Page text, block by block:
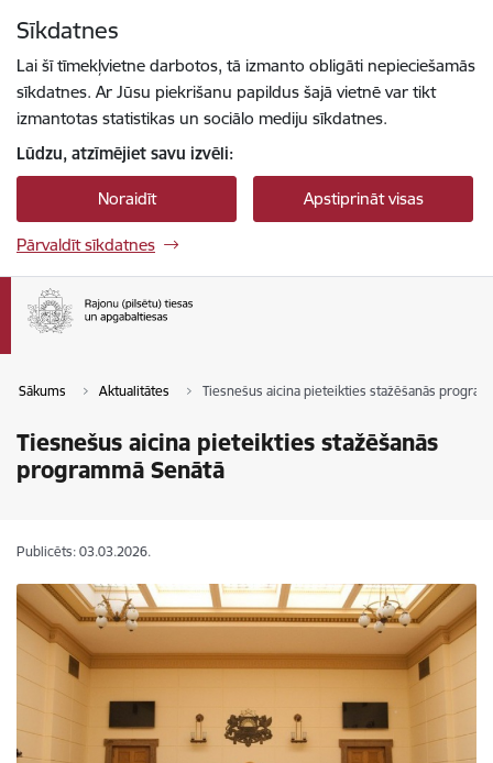
Sīkdatnes
Lai šī tīmekļvietne darbotos, tā izmanto obligāti nepieciešamās
sīkdatnes. Ar Jūsu piekrišanu papildus šajā vietnē var tikt
izmantotas statistikas un sociālo mediju sīkdatnes.
Lūdzu, atzīmējiet savu izvēli:
Noraidīt Apstiprināt visas
Pārvaldīt sīkdatnes
Sākums Aktualitātes Tiesnešus aicina pieteikties stažēšanās
Tiesnešus aicina pieteikties stažēšanās
programmā Senātā
Publicēts: 03.03.2026.